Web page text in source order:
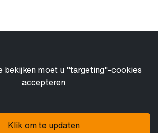
bekijken moet u "targeting"-cookies
accepteren
Klik om te updaten